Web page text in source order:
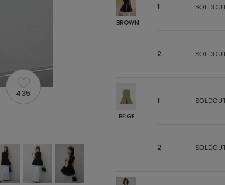
BROWN
1
2
BEIGE
1
2
435